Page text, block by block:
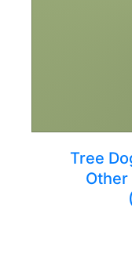
Tree